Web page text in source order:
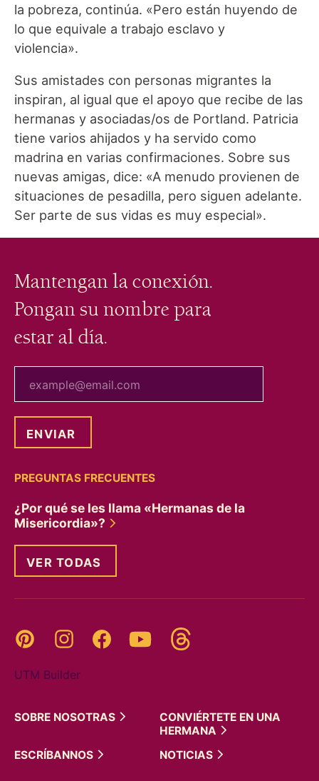
la pobreza, continúa. «Pero están huyendo de
lo que equivale a trabajo esclavo y
violencia».
Sus amistades con personas migrantes la
inspiran, al igual que el apoyo que recibe de las
hermanas y asociadas/os de Portland. Patricia
tiene varios ahijados y ha servido como
madrina en varias confirmaciones. Sobre sus
nuevas amigas, dice: «A menudo provienen de
situaciones de pesadilla, pero siguen adelante.
Ser parte de sus vidas es muy especial».
Mantengan la conexión.
Pongan su nombre para
estar al día.
PREGUNTAS FRECUENTES
¿Por qué se les llama «Hermanas de la
Misericordia»?
VER TODAS
Pinterest InstagramFacebookYouTube
UTM Builder
SOBRE NOSOTRAS
CONVIÉRTETE EN UNA
HERMANA
ESCRÍBANNOS
NOTICIAS